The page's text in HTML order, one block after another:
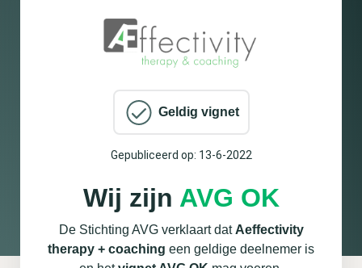
Geldig vignet
Gepubliceerd op: 13-6-2022
Wij zijn AVG OK
De Stichting AVG verklaart dat Aeffectivity
therapy + coaching een geldige deelnemer is